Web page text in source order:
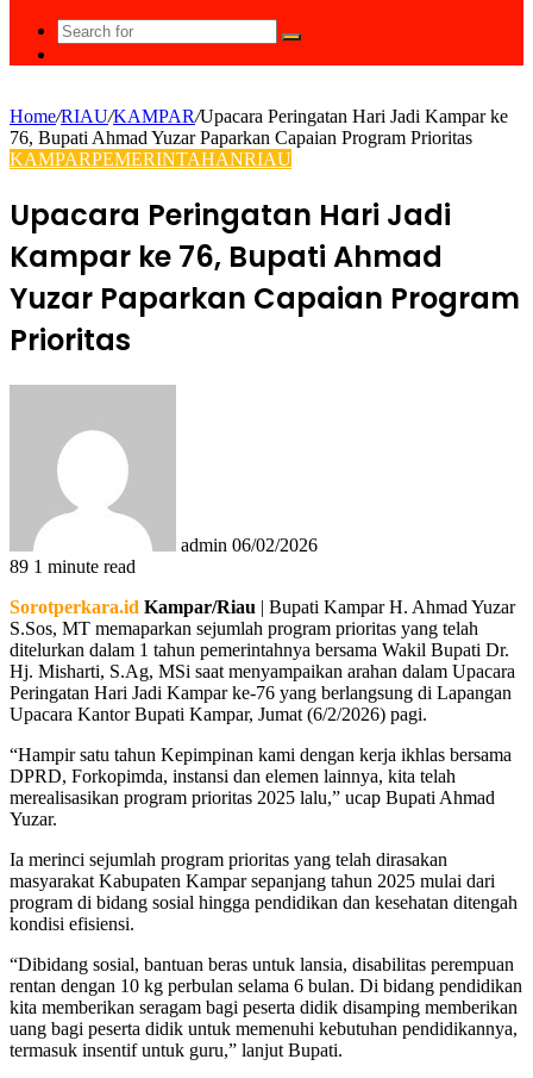
Search
for
Home/RIAU/KAMPAR/Upacara Peringatan Hari Jadi Kampar ke
76, Bupati Ahmad Yuzar Paparkan Capaian Program Prioritas
KAMPARPEMERINTAHANRIAU
Upacara Peringatan Hari Jadi
Kampar ke 76, Bupati Ahmad
Yuzar Paparkan Capaian Program
Prioritas
admin 06/02/2026
89 1 minute read
Sorotperkara.id Kampar/Riau | Bupati Kampar H. Ahmad Yuzar
S.Sos, MT memaparkan sejumlah program prioritas yang telah
ditelurkan dalam 1 tahun pemerintahnya bersama Wakil Bupati Dr.
Hj. Misharti, S.Ag, MSi saat menyampaikan arahan dalam Upacara
Peringatan Hari Jadi Kampar ke-76 yang berlangsung di Lapangan
Upacara Kantor Bupati Kampar, Jumat (6/2/2026) pagi.
“Hampir satu tahun Kepimpinan kami dengan kerja ikhlas bersama
DPRD, Forkopimda, instansi dan elemen lainnya, kita telah
merealisasikan program prioritas 2025 lalu,” ucap Bupati Ahmad
Yuzar.
Ia merinci sejumlah program prioritas yang telah dirasakan
masyarakat Kabupaten Kampar sepanjang tahun 2025 mulai dari
program di bidang sosial hingga pendidikan dan kesehatan ditengah
kondisi efisiensi.
“Dibidang sosial, bantuan beras untuk lansia, disabilitas perempuan
rentan dengan 10 kg perbulan selama 6 bulan. Di bidang pendidikan
kita memberikan seragam bagi peserta didik disamping memberikan
uang bagi peserta didik untuk memenuhi kebutuhan pendidikannya,
termasuk insentif untuk guru,” lanjut Bupati.